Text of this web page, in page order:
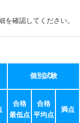
確認してください。
個別試験
合格
最低点
合格
平均点
満点